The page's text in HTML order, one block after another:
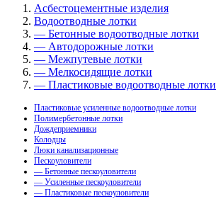
Асбестоцементные изделия
Водоотводные лотки
— Бетонные водоотводные лотки
— Автодорожные лотки
— Межпутевые лотки
— Мелкосидящие лотки
— Пластиковые водоотводные лотки
Пластиковые усиленные водоотводные лотки
Полимербетонные лотки
Дождеприемники
Колодцы
Люки канализационные
Пескоуловители
— Бетонные пескоуловители
— Усиленные пескоуловители
— Пластиковые пескоуловители